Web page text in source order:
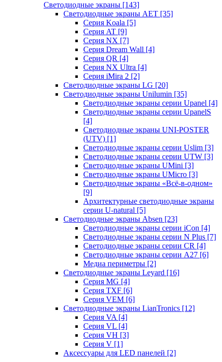
Светодиодные экраны [143]
Светодиодные экраны AET [35]
Cерия Koala [5]
Серия AT [9]
Серия NX [7]
Серия Dream Wall [4]
Серия QR [4]
Серия NX Ultra [4]
Серия iMira 2 [2]
Светодиодные экраны LG [20]
Светодиодные экраны Unilumin [35]
Светодиодные экраны серии Upanel [4]
Светодиодные экраны серии UpanelS
[4]
Светодиодные экраны UNI-POSTER
(UTV) [1]
Светодиодные экраны серии Uslim [3]
Светодиодные экраны серии UTW [3]
Светодиодные экраны UMini [3]
Светодиодные экраны UMicro [3]
Светодиодные экраны «Всё-в-одном»
[9]
Архитектурные светодиодные экраны
серии U-natural [5]
Светодиодные экраны Absen [23]
Светодиодные экраны серии iCon [4]
Светодиодные экраны серии N Plus [7]
Светодиодные экраны серии CR [4]
Светодиодные экраны серии А27 [6]
Медиа периметры [2]
Светодиодные экраны Leyard [16]
Серия MG [4]
Серия TXF [6]
Серия VEM [6]
Светодиодные экраны LianTronics [12]
Серия VA [4]
Серия VL [4]
Серия VH [3]
Серия V [1]
Аксессуары для LED панелей [2]